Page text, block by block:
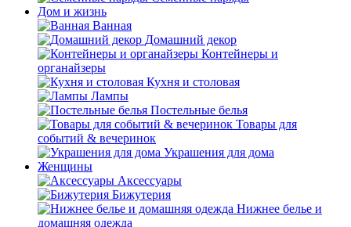
Дом и жизнь
Ванная
Домашний декор
Контейнеры и
органайзеры
Кухня и столовая
Лампы
Постельные белья
Товары для
событий & вечеринок
Украшения для дома
Женщины
Аксессуары
Бижутерия
Нижнее белье и
домашняя одежда